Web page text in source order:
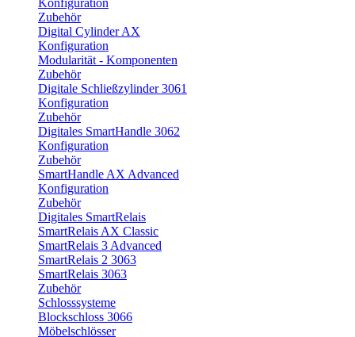
Zubehör
Digital Cylinder AX
Konfiguration
Modularität - Komponenten
Zubehör
Digitale Schließzylinder 3061
Konfiguration
Zubehör
Digitales SmartHandle 3062
Konfiguration
Zubehör
SmartHandle AX Advanced
Konfiguration
Zubehör
Digitales SmartRelais
SmartRelais AX Classic
SmartRelais 3 Advanced
SmartRelais 2 3063
SmartRelais 3063
Zubehör
Schlosssysteme
Blockschloss 3066
Möbelschlösser